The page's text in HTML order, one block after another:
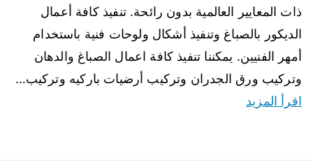
ذات المعايير العالمية بدون رائحة. تنفيذ كافة أعمال
الديكور بالصباغ وتنفيذ أشكال ولوحات فنية باستخدام
أمهر الفنيين. يمكننا تنفيذ كافة اعمال الصباغ والدهان
وتركيب ورق الجدران وتركيب أرضيات باركيه وتركيب…
اقرأ المزيد